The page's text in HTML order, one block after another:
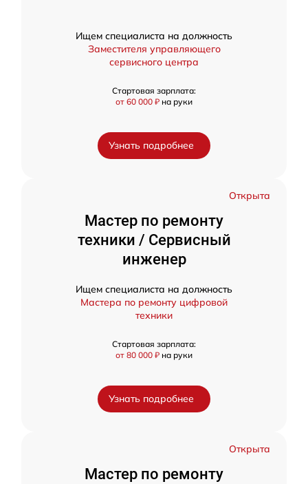
Ищем специалиста на должность
Заместителя управляющего
сервисного центра
Стартовая зарплата:
от 60 000 ₽ на руки
Узнать подробнее
Открыта
Мастер по ремонту
техники / Сервисный
инженер
Ищем специалиста на должность
Мастера по ремонту цифровой
техники
Стартовая зарплата:
от 80 000 ₽ на руки
Узнать подробнее
Открыта
Мастер по ремонту